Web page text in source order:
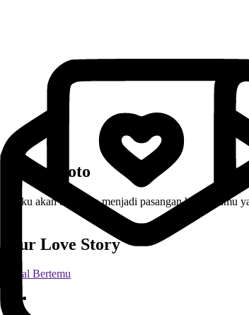
Galeri Foto
" Aku akan berusaha menjadi pasangan hidup
Our Love Story
Awal Bertemu